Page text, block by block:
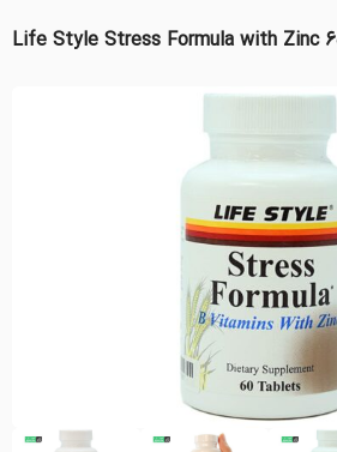
Life Style Stress Formula with Zinc